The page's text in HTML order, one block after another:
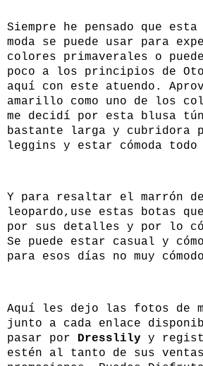
Siempre he pensado que
moda se puede usar para
colores primaverales o
poco a los principios de
aquí con este atuendo.
amarillo como uno de los
me decidí por esta blusa
bastante larga y cubridora
leggins y estar cómoda
Y para resaltar el marrón
leopardo,use estas botas
por sus detalles y por lo
Se puede estar casual y
para esos días no muy
Aquí les dejo las fotos de
junto a cada enlace
pasar por Dresslily y
estén al tanto de sus